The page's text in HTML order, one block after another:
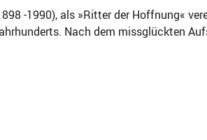
-1990), als »Ritter der Hoffnung«
Nach dem missglückten